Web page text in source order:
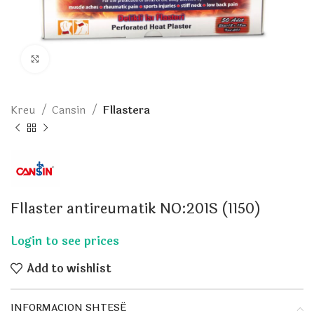
Kreu Cansin Fllastera
Fllaster antireumatik NO:201S (1150)
Add to wishlist
INFORMACION SHTESË